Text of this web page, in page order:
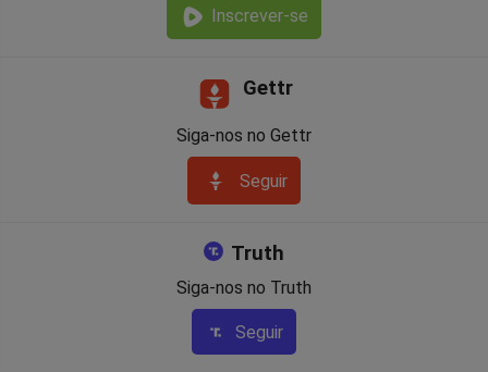
Inscrever-se
Gettr
Siga-nos no Gettr
Seguir
Truth
Siga-nos no Truth
Seguir